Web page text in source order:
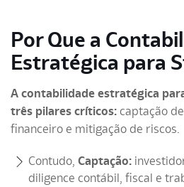
Por Que a
Estratégica para
A contabilidade estratégica
três pilares críticos: captação
financeiro e mitigação de riscos.
Contudo, Captação:
diligence contábil, fiscal e